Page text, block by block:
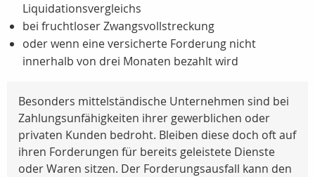
Liquidationsvergleichs
bei fruchtloser Zwangsvollstreckung
oder wenn eine versicherte Forderung nicht
innerhalb von drei Monaten bezahlt wird
Besonders mittelständische Unternehmen sind bei
Zahlungsunfähigkeiten ihrer gewerblichen oder
privaten Kunden bedroht. Bleiben diese doch oft auf
ihren Forderungen für bereits geleistete Dienste
oder Waren sitzen. Der Forderungsausfall kann den